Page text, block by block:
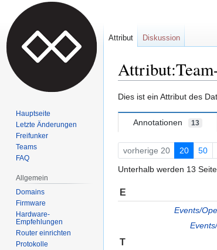
Zur
springen
Zur
springen
Dies ist ein Attribut des
Annotationen 13
vorherige 20 20 50
Unterhalb werden 13
E
Events/
T
Attribut Diskussion
Hauptseite
Letzte Änderungen
Freifunker
Teams
FAQ
Allgemein
Domains
Firmware
Hardware-
Empfehlungen
Router einrichten
Protokolle